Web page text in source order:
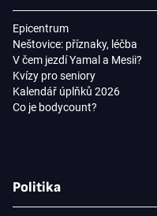
Epicentrum
Neštovice: příznaky, léčba
V čem jezdí Yamal a Mesii?
Kvízy pro seniory
Kalendář úplňků 2026
Co je bodycount?
Politika